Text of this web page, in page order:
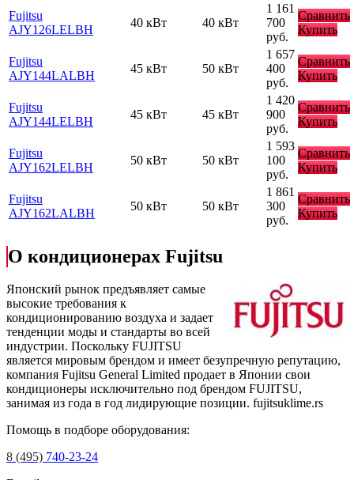
Fujitsu
AJY126LELBH
40 кВт 40 кВт
1 161
700
руб.
Сравнить
Купить
Fujitsu
AJY144LALBH
45 кВт 50 кВт
1 657
400
руб.
Сравнить
Купить
Fujitsu
AJY144LELBH
45 кВт 45 кВт
1 420
900
руб.
Сравнить
Купить
Fujitsu
AJY162LELBH
50 кВт 50 кВт
1 593
100
руб.
Сравнить
Купить
Fujitsu
AJY162LALBH
50 кВт 50 кВт
1 861
300
руб.
Сравнить
Купить
О кондиционерах Fujitsu
Японский рынок предъявляет самые
высокие требования к
кондиционированию воздуха и задает
тенденции моды и стандарты во всей
индустрии. Поскольку FUJITSU
является мировым брендом и имеет безупречную репутацию,
компания Fujitsu General Limited продает в Японии свои
кондиционеры исключительно под брендом FUJITSU,
занимая из года в год лидирующие позиции. fujitsuklime.rs
Помощь в подборе оборудования:
8 (495) 740-23-24